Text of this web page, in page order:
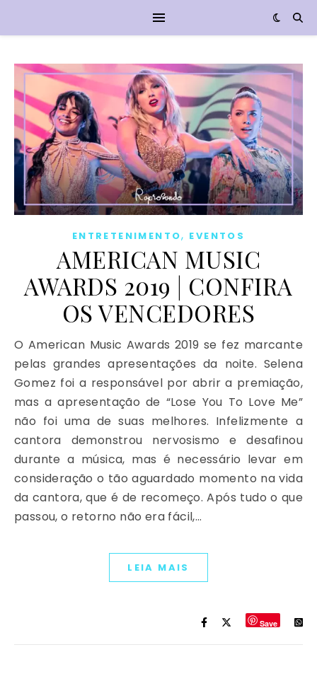
ENTRETENIMENTO, EVENTOS
AMERICAN MUSIC
AWARDS 2019 | CONFIRA
OS VENCEDORES
O American Music Awards 2019 se fez marcante
pelas grandes apresentações da noite. Selena
Gomez foi a responsável por abrir a premiação,
mas a apresentação de “Lose You To Love Me”
não foi uma de suas melhores. Infelizmente a
cantora demonstrou nervosismo e desafinou
durante a música, mas é necessário levar em
consideração o tão aguardado momento na vida
da cantora, que é de recomeço. Após tudo o que
passou, o retorno não era fácil,…
LEIA MAIS
Save